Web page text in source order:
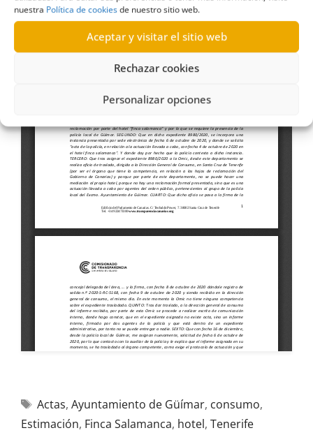
nuestra Política de cookiesde nuestro sitio web.
Aceptar y visitar el sitio web
Rechazar cookies
Personalizar opciones
Actas, Ayuntamiento de Güímar, consumo,
Estimación, Finca Salamanca, hotel, Tenerife